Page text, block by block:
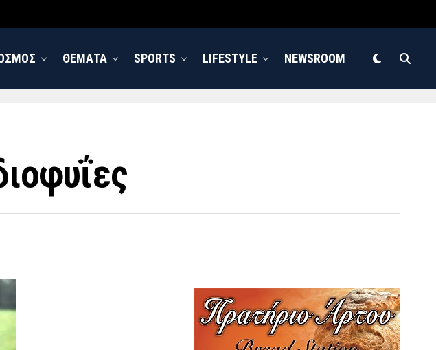
ΘΕΜΑΤΑ SPORTS LIFESTYLE NEWSROOM